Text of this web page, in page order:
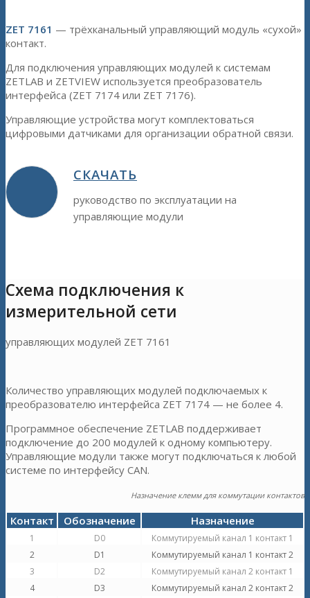
ZET 7161 — трёхканальный управляющий модуль «сухой»
контакт.
Для подключения управляющих модулей к системам
ZETLAB и ZETVIEW используется преобразователь
интерфейса (ZET 7174 или ZET 7176).
Управляющие устройства могут комплектоваться
цифровыми датчиками для организации обратной связи.
СКАЧАТЬ
руководство по эксплуатации на
управляющие модули
Схема подключения к
измерительной сети
управляющих модулей ZET 7161
Количество управляющих модулей подключаемых к
преобразователю интерфейса ZET 7174 — не более 4.
Программное обеспечение ZETLAB поддерживает
подключение до 200 модулей к одному компьютеру.
Управляющие модули также могут подключаться к любой
системе по интерфейсу CAN.
Назначение клемм для коммутации контактов
Контакт Обозначение Назначение
1 D0
Коммутируемый канал 1 контакт 1
2
D1
Коммутируемый канал 1 контакт 2
3
D2
Коммутируемый канал 2 контакт 1
4
D3
Коммутируемый канал 2 контакт 2